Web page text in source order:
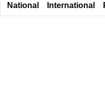
National International